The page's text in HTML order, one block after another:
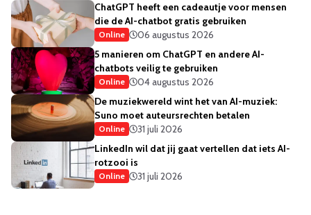
ChatGPT heeft een cadeautje voor mensen
die de AI-chatbot gratis gebruiken
Online
06 augustus 2026
5 manieren om ChatGPT en andere AI-
chatbots veilig te gebruiken
Online
04 augustus 2026
De muziekwereld wint het van AI-muziek:
Suno moet auteursrechten betalen
Online
31 juli 2026
LinkedIn wil dat jij gaat vertellen dat iets AI-
rotzooi is
Online 31 juli 2026